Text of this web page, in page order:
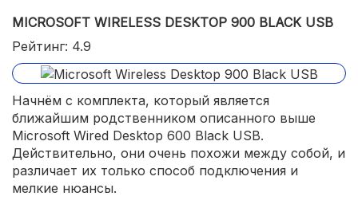
MICROSOFT WIRELESS DESKTOP 900 BLACK USB
Рейтинг: 4.9
Начнём с комплекта, который является
ближайшим родственником описанного выше
Microsoft Wired Desktop 600 Black USB.
Действительно, они очень похожи между собой, и
различает их только способ подключения и
мелкие нюансы.